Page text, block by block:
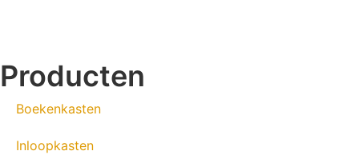
Producten
Boekenkasten
Inloopkasten